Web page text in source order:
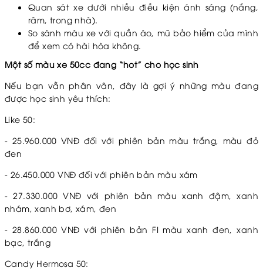
Quan sát xe dưới nhiều điều kiện ánh sáng (nắng,
râm, trong nhà).
So sánh màu xe với quần áo, mũ bảo hiểm của mình
để xem có hài hòa không.
Một số màu xe 50cc đang “hot” cho học sinh
Nếu bạn vẫn phân vân, đây là gợi ý những màu đang
được học sinh yêu thích:
Like 50:
- 25.960.000 VNĐ đối với phiên bản màu trắng, màu đỏ
đen
- 26.450.000 VNĐ đối với phiên bản màu xám
- 27.330.000 VNĐ với phiên bản màu xanh đậm, xanh
nhám, xanh bơ, xám, đen
- 28.860.000 VNĐ với phiên bản FI màu xanh đen, xanh
bạc, trắng
Candy Hermosa 50: